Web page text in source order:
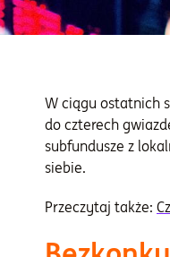
W ciągu ostatnich
do czterech
subfundusze z
siebie.
Przeczytaj także: